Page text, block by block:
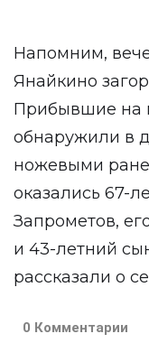
Напомним,
Янайкино
Прибывшие на
обнаружили в
ножевыми
оказались 67-
Запрометов,
и 43-летний
рассказали о
0 Комментарии